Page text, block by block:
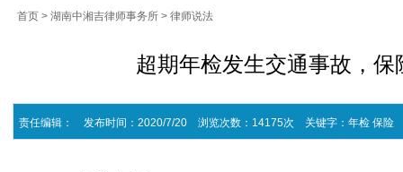
首页 > 湖南中湘吉律师事务所 > 律师说法
超期年检发生交通事故，保
责任编辑： 发布时间：2020/7/20 浏览次数：14175次 关键字： 年检 保险